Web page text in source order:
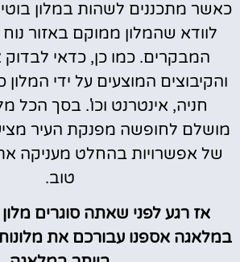
כאשר מתכננים לשהות במלון
לוודא שהמלון ממוקם באזור
המבקרים. כמו כן, כדאי
והקיבוצים המוצעים על ידי המלון
חניה, אינטרנט וכו'. בסך הכל
מושלם לחופשה מפנקת העיר
של אפשרויות בהחלט מעניקה
טוב.
אז רגע לפני שאתה סוגרים
במלאגה אספנו עבורכם את